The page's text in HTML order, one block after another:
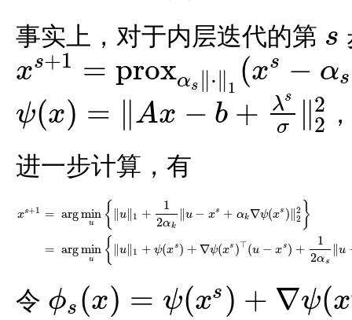
事实上，对于内层迭代的第 s
s
xs+1 = proxαs ∥⋅∥1 (xs − αs
xs+ ‖1(xs s∇ψ( xs))
ψ(x) = ∥Ax − b + λs
σ ∥2
2
ψ(x)=‖ Ax− + σ‖22
进一步计算，有
xs+1 =
=
argmin
u { ∥u 1 +
1
2αk
u − xs + αk∇ψ(xs )
2
2 }
argmin
u { ∥u 1 + ψ(xs ) + ∇ψ(xs )⊤ (u − xs ) +
1
2αs
∥u
+1 ψ(
令 ϕs (x) = ψ(xs ) + ∇ψ(x
ϕs(x )= ψ( xs)+ ψ s)⊤(x xs)+ 12 αs‖x s‖